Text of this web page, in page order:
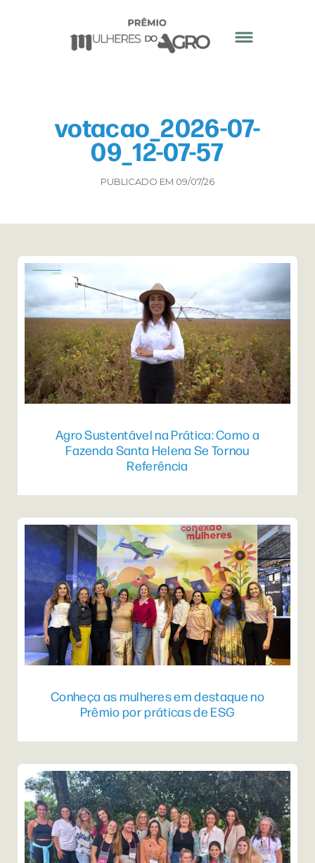
votacao_2026-07-
09_12-07-57
PUBLICADO EM 09/07/26
Agro Sustentável na Prática: Como a
Fazenda Santa Helena Se Tornou
Referência
Conheça as mulheres em destaque no
Prêmio por práticas de ESG